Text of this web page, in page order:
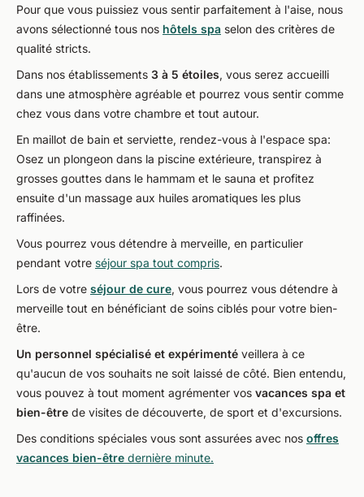
Pour que vous puissiez vous sentir parfaitement à l'aise, nous
avons sélectionné tous nos hôtels spa selon des critères de
qualité stricts.
Dans nos établissements 3 à 5 étoiles, vous serez accueilli
dans une atmosphère agréable et pourrez vous sentir comme
chez vous dans votre chambre et tout autour.
En maillot de bain et serviette, rendez-vous à l'espace spa:
Osez un plongeon dans la piscine extérieure, transpirez à
grosses gouttes dans le hammam et le sauna et profitez
ensuite d'un massage aux huiles aromatiques les plus
raffinées.
Vous pourrez vous détendre à merveille, en particulier
pendant votre séjour spa tout compris.
Lors de votre séjour de cure, vous pourrez vous détendre à
merveille tout en bénéficiant de soins ciblés pour votre bien-
être.
Un personnel spécialisé et expérimenté veillera à ce
qu'aucun de vos souhaits ne soit laissé de côté. Bien entendu,
vous pouvez à tout moment agrémenter vos vacances spa et
bien-être de visites de découverte, de sport et d'excursions.
Des conditions spéciales vous sont assurées avec nos offres
vacances bien-être dernière minute.